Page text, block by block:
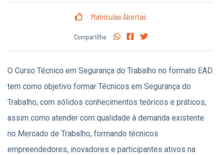
Matrículas Abertas
Compartilhe
O Curso Técnico em Segurança do Trabalho no formato EAD
tem como objetivo formar Técnicos em Segurança do
Trabalho, com sólidos conhecimentos teóricos e práticos,
assim como atender com qualidade à demanda existente
no Mercado de Trabalho, formando técnicos
empreendedores, inovadores e participantes ativos na